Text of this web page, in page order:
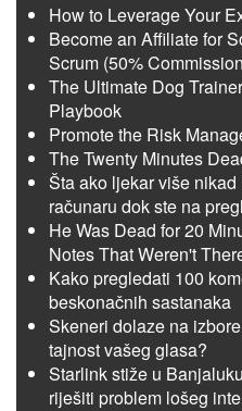
How to Leverage Your
Become an Affiliate for
Scrum (50%
The Ultimate Dog
Playbook
Promote the Risk
The Twenty Minutes
Šta ako ljekar više
računaru dok ste na
He Was Dead for 20
Notes That Weren't
Kako pregledati 100
beskonačnih sastanaka
Skeneri dolaze na
tajnost vašeg glasa?
Starlink stiže u
riješiti problem lošeg